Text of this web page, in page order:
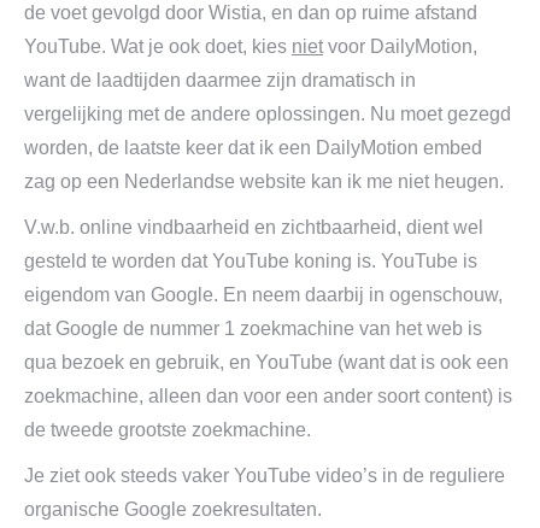
de voet gevolgd door Wistia, en dan op ruime afstand
YouTube. Wat je ook doet, kies niet voor DailyMotion,
want de laadtijden daarmee zijn dramatisch in
vergelijking met de andere oplossingen. Nu moet gezegd
worden, de laatste keer dat ik een DailyMotion embed
zag op een Nederlandse website kan ik me niet heugen.
V.w.b. online vindbaarheid en zichtbaarheid, dient wel
gesteld te worden dat YouTube koning is. YouTube is
eigendom van Google. En neem daarbij in ogenschouw,
dat Google de nummer 1 zoekmachine van het web is
qua bezoek en gebruik, en YouTube (want dat is ook een
zoekmachine, alleen dan voor een ander soort content) is
de tweede grootste zoekmachine.
Je ziet ook steeds vaker YouTube video’s in de reguliere
organische Google zoekresultaten.